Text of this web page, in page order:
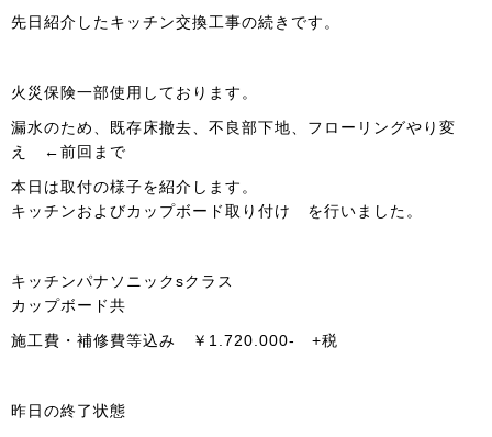
先日紹介したキッチン交換工事の続きです。
火災保険一部使用しております。
漏水のため、既存床撤去、不良部下地、フローリングやり変
え ←前回まで
本日は取付の様子を紹介します。
キッチンおよびカップボード取り付け を行いました。
キッチンパナソニックsクラス
カップボード共
施工費・補修費等込み ￥1.720.000- +税
昨日の終了状態